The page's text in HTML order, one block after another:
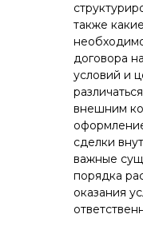
также
договора
условий и
внешним
сделки
важные
порядка
оказания